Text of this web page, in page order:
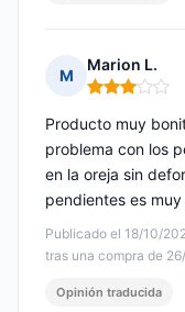
M
Marion L.
Nota: 3 de 5
Publicado el 18/10/
tras una compra de
Producto muy
problema con los
en la oreja sin
pendientes es muy
Opinión traducida